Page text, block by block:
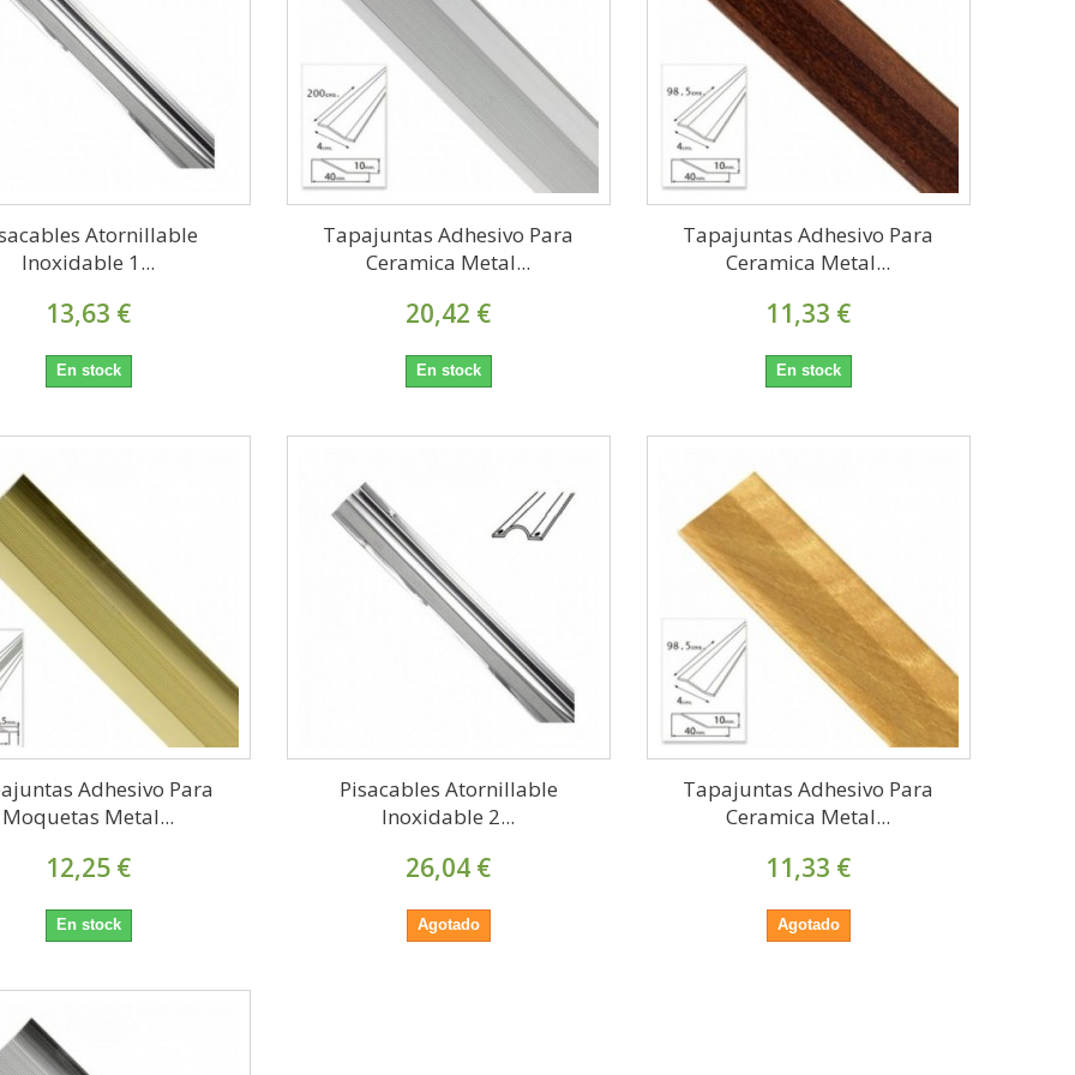
Atornillable
Inoxidable 1...
13,63 €
En stock
Tapajuntas Adhesivo Para
Ceramica Metal...
20,42 €
En stock
Tapajuntas Adhesivo Para
Ceramica Metal...
11,33 €
En stock
Adhesivo Para
Moquetas Metal...
12,25 €
En stock
Pisacables Atornillable
Inoxidable 2...
26,04 €
Agotado
Tapajuntas Adhesivo Para
Ceramica Metal...
11,33 €
Agotado